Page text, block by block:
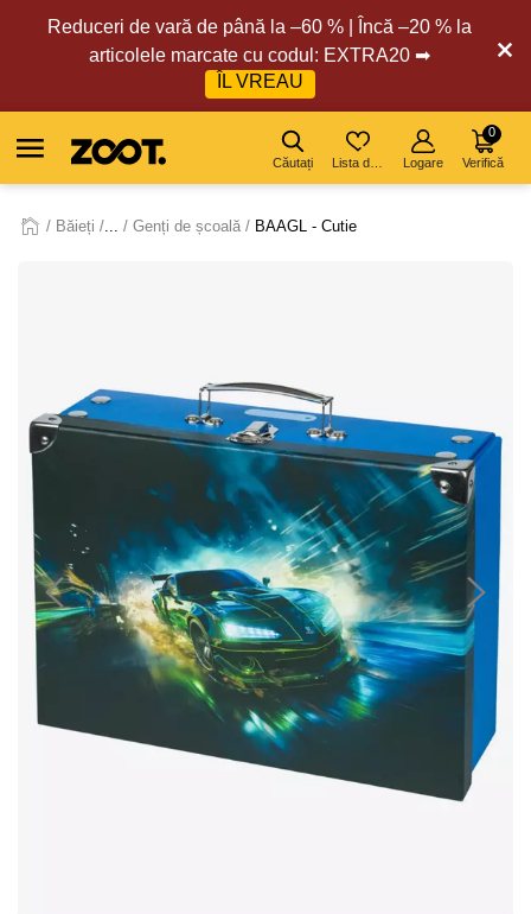
Reduceri de vară de până la –60 % | Încă –20 % la
articolele marcate cu codul: EXTRA20 ➡
ÎL VREAU
Căutați Logare Verifică
0
Băieți ... Genți de școală BAAGL - Cutie